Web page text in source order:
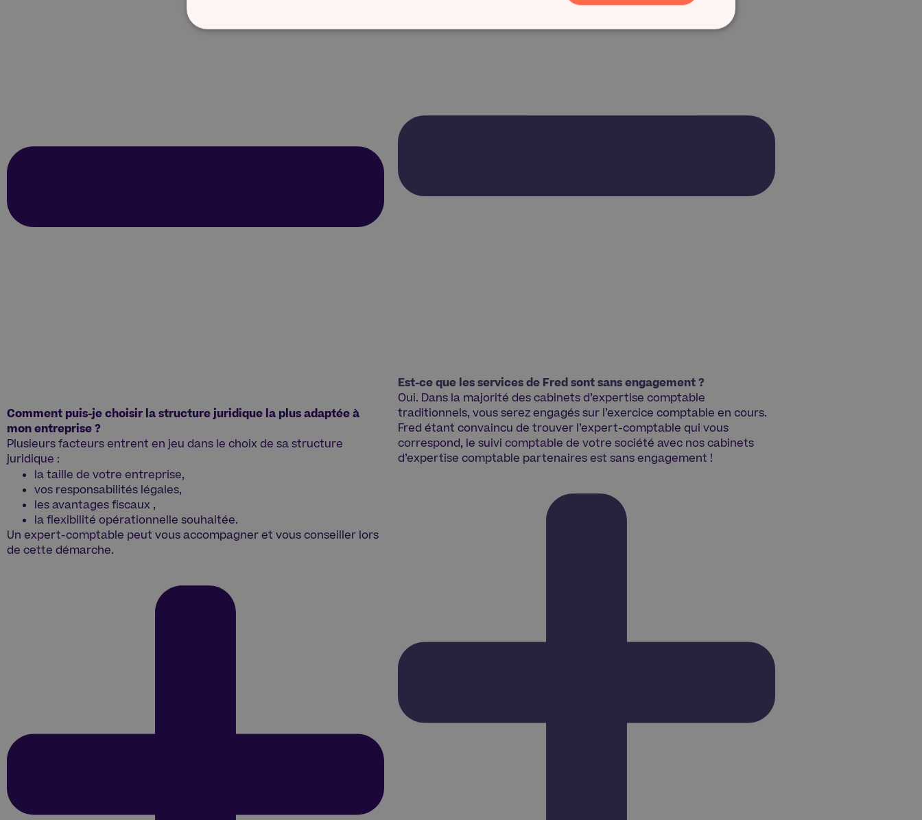
Comment puis-je choisir la structure juridique la plus adaptée à
mon entreprise ?
Plusieurs facteurs entrent en jeu dans le choix de sa structure
juridique :
la taille de votre entreprise,
vos responsabilités légales,
les avantages fiscaux ,
la flexibilité opérationnelle souhaitée.
Un expert-comptable peut vous accompagner et vous conseiller lors
de cette démarche.
Est-ce que les services de Fred sont sans engagement ?
Oui. Dans la majorité des cabinets d’expertise comptable
traditionnels, vous serez engagés sur l’exercice comptable en cours.
Fred étant convaincu de trouver l’expert-comptable qui vous
correspond, le suivi comptable de votre société avec nos cabinets
d’expertise comptable partenaires est sans engagement !